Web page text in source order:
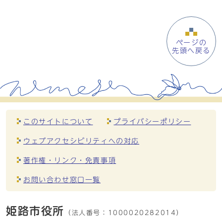
ページの
先頭へ戻る
このサイトについて プライバシーポリシー
ウェブアクセシビリティへの対応
著作権・リンク・免責事項
お問い合わせ窓口一覧
姫路市役所 （法人番号： 1000020282014）